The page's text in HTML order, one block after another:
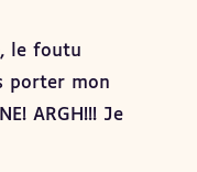
le foutu
porter mon
ARGH!!! Je